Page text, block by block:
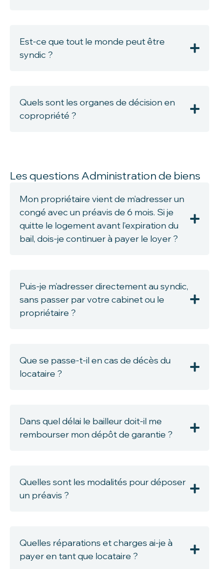
Est-ce que tout le monde peut être
syndic ?
Quels sont les organes de décision en
copropriété ?
Les questions Administration de biens
Mon propriétaire vient de m’adresser un
congé avec un préavis de 6 mois. Si je
quitte le logement avant l’expiration du
bail, dois-je continuer à payer le loyer ?
Puis-je m’adresser directement au syndic,
sans passer par votre cabinet ou le
propriétaire ?
Que se passe-t-il en cas de décès du
locataire ?
Dans quel délai le bailleur doit-il me
rembourser mon dépôt de garantie ?
Quelles sont les modalités pour déposer
un préavis ?
Quelles réparations et charges ai-je à
payer en tant que locataire ?